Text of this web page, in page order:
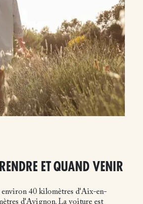
ET QUAND VENIR
environ 40 kilomètres d'Aix-en-
d'Avignon. La voiture est